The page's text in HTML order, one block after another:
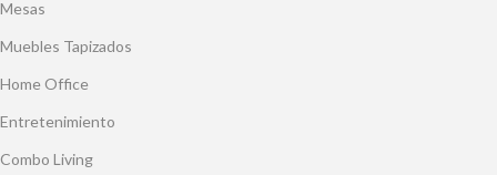
Mesas
Muebles Tapizados
Home Office
Entretenimiento
Combo Living